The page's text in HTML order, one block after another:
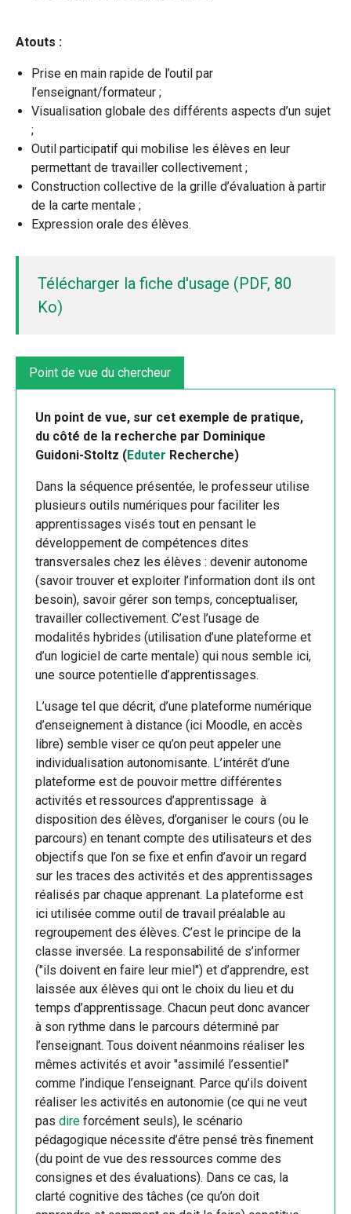
Atouts :
Prise en main rapide de l’outil par
l’enseignant/formateur ;
Visualisation globale des différents aspects d’un sujet
;
Outil participatif qui mobilise les élèves en leur
permettant de travailler collectivement ;
Construction collective de la grille d’évaluation à partir
de la carte mentale ;
Expression orale des élèves.
Télécharger la fiche d'usage (PDF, 80
Ko)
Point de vue du chercheur
Un point de vue, sur cet exemple de pratique,
du côté de la recherche par Dominique
Guidoni-Stoltz (Eduter Recherche)
Dans la séquence présentée, le professeur utilise
plusieurs outils numériques pour faciliter les
apprentissages visés tout en pensant le
développement de compétences dites
transversales chez les élèves : devenir autonome
(savoir trouver et exploiter l’information dont ils ont
besoin), savoir gérer son temps, conceptualiser,
travailler collectivement. C’est l’usage de
modalités hybrides (utilisation d’une plateforme et
d’un logiciel de carte mentale) qui nous semble ici,
une source potentielle d’apprentissages.
L’usage tel que décrit, d’une plateforme numérique
d’enseignement à distance (ici Moodle, en accès
libre) semble viser ce qu’on peut appeler une
individualisation autonomisante. L’intérêt d’une
plateforme est de pouvoir mettre différentes
activités et ressources d’apprentissage à
disposition des élèves, d’organiser le cours (ou le
parcours) en tenant compte des utilisateurs et des
objectifs que l’on se fixe et enfin d’avoir un regard
sur les traces des activités et des apprentissages
réalisés par chaque apprenant. La plateforme est
ici utilisée comme outil de travail préalable au
regroupement des élèves. C’est le principe de la
classe inversée. La responsabilité de s’informer
("ils doivent en faire leur miel") et d’apprendre, est
laissée aux élèves qui ont le choix du lieu et du
temps d’apprentissage. Chacun peut donc avancer
à son rythme dans le parcours déterminé par
l’enseignant. Tous doivent néanmoins réaliser les
mêmes activités et avoir "assimilé l’essentiel"
comme l’indique l’enseignant. Parce qu’ils doivent
réaliser les activités en autonomie (ce qui ne veut
pas dire forcément seuls), le scénario
pédagogique nécessite d’être pensé très finement
(du point de vue des ressources comme des
consignes et des évaluations). Dans ce cas, la
clarté cognitive des tâches (ce qu’on doit